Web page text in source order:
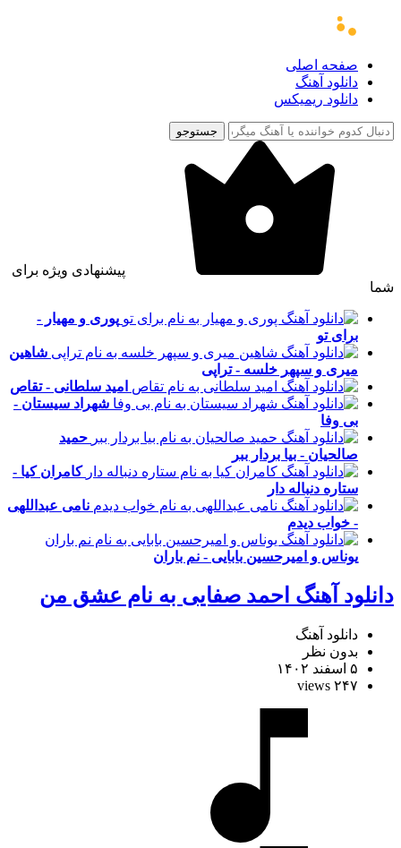
صفحه اصلی
دانلود آهنگ
دانلود ریمیکس
جستوجو
پیشنهادی ویژه برای
شما
پوری و مهیار -
برای تو
شاهین
میری و سپهر خلسه - تراپی
امید سلطانی - تقاص
شهراد سیستان -
بی وفا
حمید
صالحیان - بیا بردار ببر
کامران کیا -
ستاره دنباله دار
نامی عبداللهی
- خواب دیدم
یوناس و امیرحسین بابایی - نم باران
دانلود آهنگ احمد صفایی به نام عشق من
دانلود آهنگ
بدون نظر
۵ اسفند ۱۴۰۲
۲۴۷ views